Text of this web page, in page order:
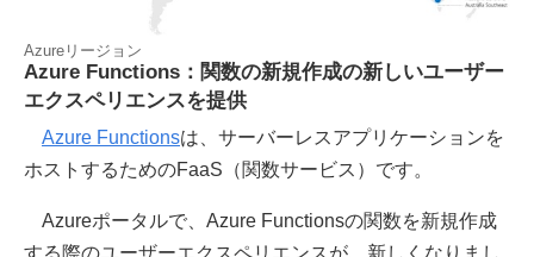
Azureリージョン
Azure Functions：関数の新規作成の新しいユーザー
エクスペリエンスを提供
Azure Functionsは、サーバーレスアプリケーションを
ホストするためのFaaS（関数サービス）です。
Azureポータルで、Azure Functionsの関数を新規作成
する際のユーザーエクスペリエンスが、新しくなりまし